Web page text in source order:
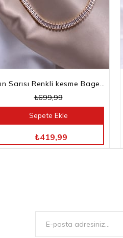
Altın Sarısı Renkli kesme Baget Taşlı Su Yolu Choker Kolye
₺699,99
₺419,99
Sepete Ekle